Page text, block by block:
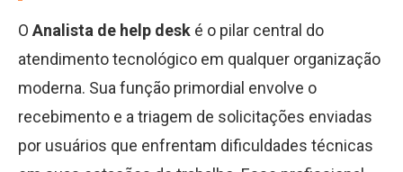
O Analista de help desk é o pilar central do
atendimento tecnológico em qualquer organização
moderna. Sua função primordial envolve o
recebimento e a triagem de solicitações enviadas
por usuários que enfrentam dificuldades técnicas